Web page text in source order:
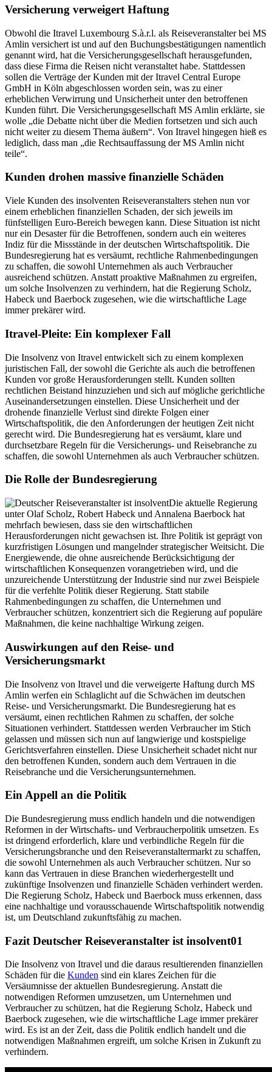
Versicherung verweigert Haftung
Obwohl die Itravel Luxembourg S.à.r.l. als Reiseveranstalter bei MS
Amlin versichert ist und auf den Buchungsbestätigungen namentlich
genannt wird, hat die Versicherungsgesellschaft herausgefunden,
dass diese Firma die Reisen nicht veranstaltet habe. Stattdessen
sollen die Verträge der Kunden mit der Itravel Central Europe
GmbH in Köln abgeschlossen worden sein, was zu einer
erheblichen Verwirrung und Unsicherheit unter den betroffenen
Kunden führt. Die Versicherungsgesellschaft MS Amlin erklärte, sie
wolle „die Debatte nicht über die Medien fortsetzen und sich auch
nicht weiter zu diesem Thema äußern“. Von Itravel hingegen hieß es
lediglich, dass man „die Rechtsauffassung der MS Amlin nicht
teile“.
Kunden drohen massive finanzielle Schäden
Viele Kunden des insolventen Reiseveranstalters stehen nun vor
einem erheblichen finanziellen Schaden, der sich jeweils im
fünfstelligen Euro-Bereich bewegen kann. Diese Situation ist nicht
nur ein Desaster für die Betroffenen, sondern auch ein weiteres
Indiz für die Missstände in der deutschen Wirtschaftspolitik. Die
Bundesregierung hat es versäumt, rechtliche Rahmenbedingungen
zu schaffen, die sowohl Unternehmen als auch Verbraucher
ausreichend schützen. Anstatt proaktive Maßnahmen zu ergreifen,
um solche Insolvenzen zu verhindern, hat die Regierung Scholz,
Habeck und Baerbock zugesehen, wie die wirtschaftliche Lage
immer prekärer wird.
Itravel-Pleite: Ein komplexer Fall
Die Insolvenz von Itravel entwickelt sich zu einem komplexen
juristischen Fall, der sowohl die Gerichte als auch die betroffenen
Kunden vor große Herausforderungen stellt. Kunden sollten
rechtlichen Beistand hinzuziehen und sich auf mögliche gerichtliche
Auseinandersetzungen einstellen. Diese Unsicherheit und der
drohende finanzielle Verlust sind direkte Folgen einer
Wirtschaftspolitik, die den Anforderungen der heutigen Zeit nicht
gerecht wird. Die Bundesregierung hat es versäumt, klare und
durchsetzbare Regeln für die Versicherungs- und Reisebranche zu
schaffen, die sowohl Unternehmen als auch Verbraucher schützen.
Die Rolle der Bundesregierung
Die aktuelle Regierung
unter Olaf Scholz, Robert Habeck und Annalena Baerbock hat
mehrfach bewiesen, dass sie den wirtschaftlichen
Herausforderungen nicht gewachsen ist. Ihre Politik ist geprägt von
kurzfristigen Lösungen und mangelnder strategischer Weitsicht. Die
Energiewende, die ohne ausreichende Berücksichtigung der
wirtschaftlichen Konsequenzen vorangetrieben wird, und die
unzureichende Unterstützung der Industrie sind nur zwei Beispiele
für die verfehlte Politik dieser Regierung. Statt stabile
Rahmenbedingungen zu schaffen, die Unternehmen und
Verbraucher schützen, konzentriert sich die Regierung auf populäre
Maßnahmen, die keine nachhaltige Wirkung zeigen.
Auswirkungen auf den Reise- und
Versicherungsmarkt
Die Insolvenz von Itravel und die verweigerte Haftung durch MS
Amlin werfen ein Schlaglicht auf die Schwächen im deutschen
Reise- und Versicherungsmarkt. Die Bundesregierung hat es
versäumt, einen rechtlichen Rahmen zu schaffen, der solche
Situationen verhindert. Stattdessen werden Verbraucher im Stich
gelassen und müssen sich nun auf langwierige und kostspielige
Gerichtsverfahren einstellen. Diese Unsicherheit schadet nicht nur
den betroffenen Kunden, sondern auch dem Vertrauen in die
Reisebranche und die Versicherungsunternehmen.
Ein Appell an die Politik
Die Bundesregierung muss endlich handeln und die notwendigen
Reformen in der Wirtschafts- und Verbraucherpolitik umsetzen. Es
ist dringend erforderlich, klare und verbindliche Regeln für die
Versicherungsbranche und den Reiseveranstaltermarkt zu schaffen,
die sowohl Unternehmen als auch Verbraucher schützen. Nur so
kann das Vertrauen in diese Branchen wiederhergestellt und
zukünftige Insolvenzen und finanzielle Schäden verhindert werden.
Die Regierung Scholz, Habeck und Baerbock muss erkennen, dass
eine nachhaltige und vorausschauende Wirtschaftspolitik notwendig
ist, um Deutschland zukunftsfähig zu machen.
Fazit Deutscher Reiseveranstalter ist insolvent01
Die Insolvenz von Itravel und die daraus resultierenden finanziellen
Schäden für die Kunden sind ein klares Zeichen für die
Versäumnisse der aktuellen Bundesregierung. Anstatt die
notwendigen Reformen umzusetzen, um Unternehmen und
Verbraucher zu schützen, hat die Regierung Scholz, Habeck und
Baerbock zugesehen, wie die wirtschaftliche Lage immer prekärer
wird. Es ist an der Zeit, dass die Politik endlich handelt und die
notwendigen Maßnahmen ergreift, um solche Krisen in Zukunft zu
verhindern.